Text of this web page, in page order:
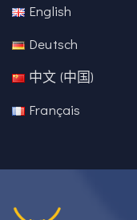
English
Deutsch
中文 (中国)
Français